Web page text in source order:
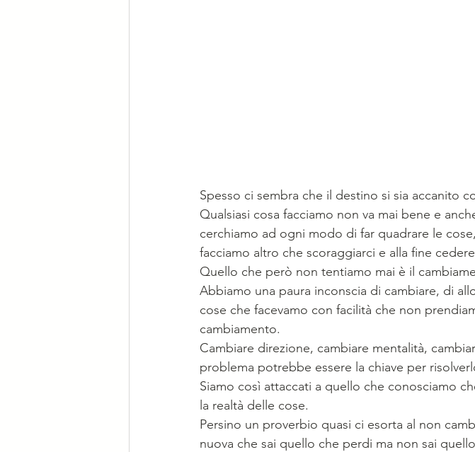
Spesso ci sembra che il destino si sia accanito
Qualsiasi cosa facciamo non va mai bene e
cerchiamo ad ogni modo di far quadrare le
facciamo altro che scoraggiarci e alla fine
Quello che però non tentiamo mai è il
Abbiamo una paura inconscia di cambiare, di
cose che facevamo con facilità che non
cambiamento.
Cambiare direzione, cambiare mentalità,
problema potrebbe essere la chiave per
Siamo così attaccati a quello che conosciamo
la realtà delle cose.
Persino un proverbio quasi ci esorta al non
nuova che sai quello che perdi ma non sai